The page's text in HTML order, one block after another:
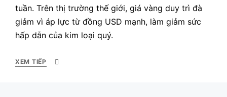
tuần. Trên thị trường thế giới, giá vàng duy trì đà
giảm vì áp lực từ đồng USD mạnh, làm giảm sức
hấp dẫn của kim loại quý.
XEM TIẾP